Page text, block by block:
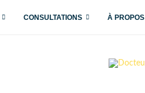
CONSULTATIONS À PROPOS